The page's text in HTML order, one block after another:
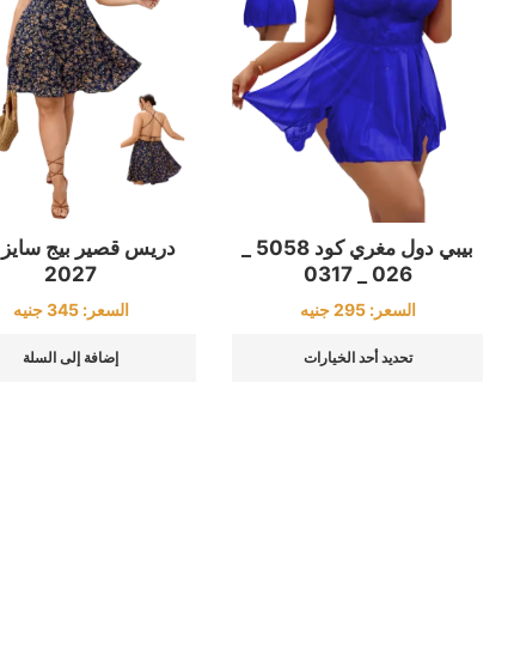
026 _ 0317
السعر:295 جنيه
تحديد أحد الخيارات
دريس قصير بيج
2027
السعر:345 جنيه
إضافة إلى السلة